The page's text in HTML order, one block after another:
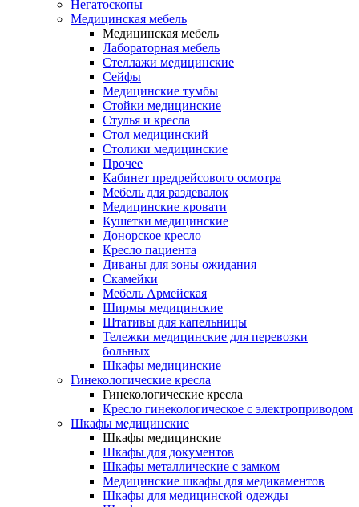
Негатоскопы
Медицинская мебель
Медицинская мебель
Лабораторная мебель
Стеллажи медицинские
Сейфы
Медицинские тумбы
Стойки медицинские
Cтулья и кресла
Стол медицинский
Столики медицинские
Прочее
Кабинет предрейсового осмотра
Мебель для раздевалок
Медицинские кровати
Кушетки медицинские
Донорское кресло
Кресло пациента
Диваны для зоны ожидания
Скамейки
Мебель Армейская
Ширмы медицинские
Штативы для капельницы
Тележки медицинские для перевозки
больных
Шкафы медицинские
Гинекологические кресла
Гинекологические кресла
Кресло гинекологическое с электроприводом
Шкафы медицинские
Шкафы медицинские
Шкафы для документов
Шкафы металлические с замком
Медицинские шкафы для медикаментов
Шкафы для медицинской одежды